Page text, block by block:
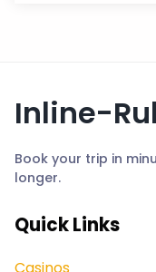
Inline-
Book your trip in
longer.
Quick Links
Casinos